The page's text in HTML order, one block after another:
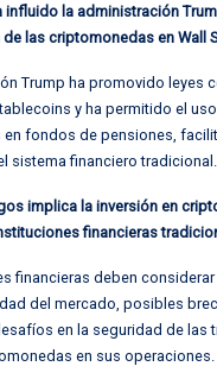
influido la administración
las criptomonedas en Wall
Trump ha promovido leyes
y ha permitido el
fondos de pensiones,
sistema financiero tradicional.
implica la inversión en
financieras
financieras deben
del mercado, posibles
en la seguridad de las
en sus operaciones.